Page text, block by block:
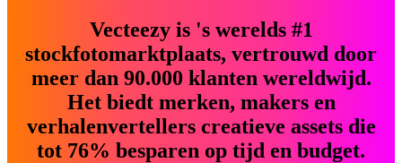
Vecteezy is 's werelds #1
stockfotomarktplaats, vertrouwd door
meer dan 90.000 klanten wereldwijd.
Het biedt merken, makers en
verhalenvertellers creatieve assets die
tot 76% besparen op tijd en budget.